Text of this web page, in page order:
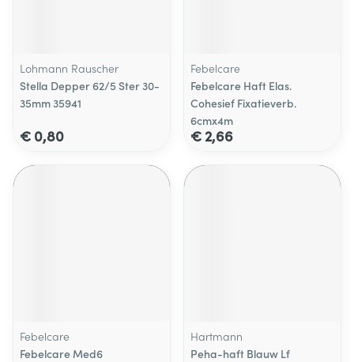
Lohmann Rauscher
Stella Depper 62/5 Ster 30-
35mm 35941
€ 0,80
Febelcare
Febelcare Haft Elas.
Cohesief Fixatieverb.
6cmx4m
€ 2,66
Febelcare
Febelcare Med6
Hartmann
Peha-haft Blauw Lf